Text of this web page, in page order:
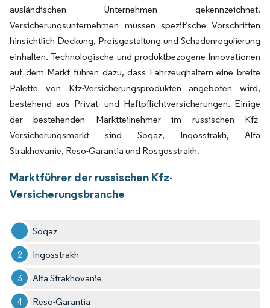
ausländischen Unternehmen gekennzeichnet.
Versicherungsunternehmen müssen spezifische Vorschriften
hinsichtlich Deckung, Preisgestaltung und Schadenregulierung
einhalten. Technologische und produktbezogene Innovationen
auf dem Markt führen dazu, dass Fahrzeughaltern eine breite
Palette von Kfz-Versicherungsprodukten angeboten wird,
bestehend aus Privat- und Haftpflichtversicherungen. Einige
der bestehenden Marktteilnehmer im russischen Kfz-
Versicherungsmarkt sind Sogaz, Ingosstrakh, Alfa
Strakhovanie, Reso-Garantia und Rosgosstrakh.
Marktführer der russischen Kfz-
Versicherungsbranche
Sogaz
Ingosstrakh
Alfa Strakhovanie
Reso-Garantia